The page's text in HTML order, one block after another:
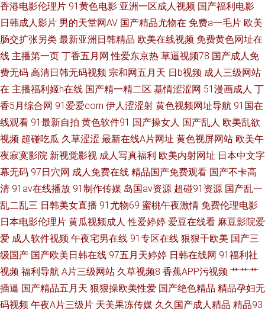
品视频在线 青青艹大香蕉 免费观看91视频 日韩欧美中文 国产盗摄1区 精品
久久不卡 91成长人版网 国产VA在线 欧美亚州国产 一级AV片免费看
香港电影伦理片 91黄色电影 亚洲一区成人视频 国产福利电影
日韩成人影片 男的天堂网AV 国产精品尤物在 免费a一毛片 欧美
肠交扩张另类 最新亚洲日韩精品 欧美在线视频 免费黄色网址在
线 主播第一页 丁香五月网 性爱东京热 草逼视频78 国产成人免
费无码 高清日韩无码视频 宗和网五月天 日b视频 成人三级网站
在 主播福利姬h在线 国产精一精二区 基情涩涩网 51漫画成人 丁
香5月综合网 91爱爱com 伊人涩涩射 黄色视频网址导航 91国在
线观看 91最新自拍 黄色软件91 国产操女人 国产乱人 欧美乱欲
视频 超碰吃瓜 久草涩涩 最新在线A片网址 黄色视屏网站 欧美午
夜寂寞影院 新视觉影视 成人写真福利 欧美内射网址 日本中文字
幕无码 97日穴网 成人免费在线 精品国产免费观看 国产不卡高
清 91av在线播放 91制作传媒 岛国av资源 超碰91资源 国产乱一
乱二乱三 日韩美女直播 91尤物69 蜜桃午夜激情 免费伦理电影
日本电影伦理片 黄瓜视频成人 性爱婷婷 爱豆在线看 麻豆影院爱
爱 成人软件视频 午夜宅男在线 91专区在线 狠狠干欧美 国产三
级国产 国产欧美日韩在线 97五月天婷婷 日韩在线网 91福利社
视频 福利导航 A片三级网站 久草视频8 香蕉APP污视频 艹艹艹
插逼 国产精品五月天 狠狠操欧美性爱 国产绝色精品 精品孕妇无
码视频 午夜A片三级片 天美果冻传媒 久久国产成人精品 精品93